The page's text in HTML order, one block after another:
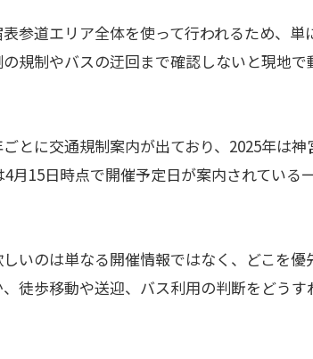
参道エリア全体を使って行われるため、単
規制やバスの迂回まで確認しないと現地
とに交通規制案内が出ており、2025年は
月15日時点で開催予定日が案内されている
いのは単なる開催情報ではなく、どこを優
徒歩移動や送迎、バス利用の判断をどう